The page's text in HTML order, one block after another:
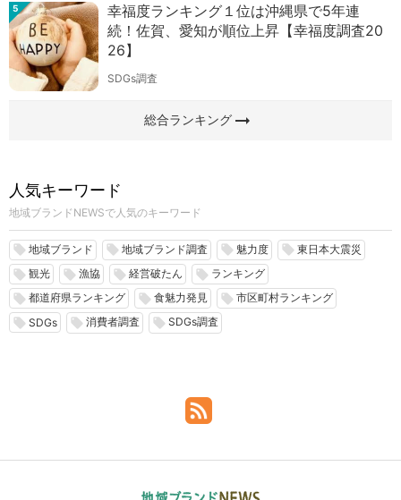
5
幸福度ランキング１位は沖縄県で5年連
続！佐賀、愛知が順位上昇【幸福度調査20
26】
SDGs調査
総合ランキングarrow_right_alt
人気キーワード
地域ブランドNEWSで人気のキーワード
local_offer 地域ブランド local_offer 地域ブランド調査 local_offer 魅力度 local_offer 東日本大震災
local_offer 観光 local_offer 漁協 local_offer 経営破たん local_offer ランキング
local_offer 都道府県ランキング local_offer 食魅力発見 local_offer 市区町村ランキング
local_offer SDGs local_offer 消費者調査 local_offer SDGs調査